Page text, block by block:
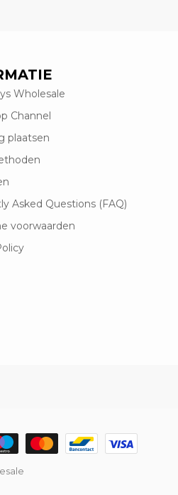
Wholesale
Channel
plaatsen
Asked Questions (FAQ)
voorwaarden